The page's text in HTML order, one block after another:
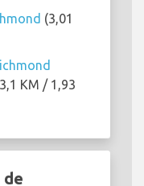
(3,01
KM / 1,93
de